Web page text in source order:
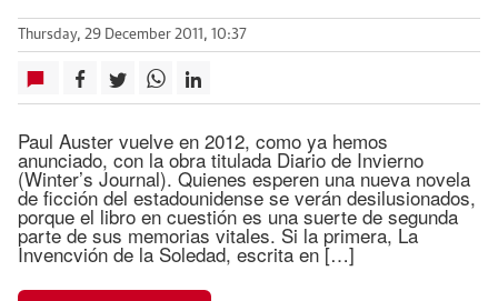
Thursday, 29 December 2011, 10:37
Paul Auster vuelve en 2012, como ya hemos
anunciado, con la obra titulada Diario de Invierno
(Winter’s Journal). Quienes esperen una nueva novela
de ficción del estadounidense se verán desilusionados,
porque el libro en cuestión es una suerte de segunda
parte de sus memorias vitales. Si la primera, La
Invencvión de la Soledad, escrita en […]